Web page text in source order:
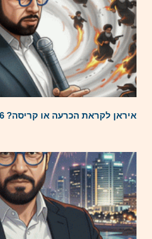
איראן לקראת הכרעה או קריסה? 3.8.26